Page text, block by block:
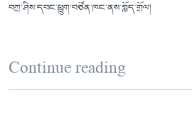
བཀྲ་ཤིས་དབང་ཕྱུག་བཙོན་ཁང་ནས་གློད་གྲོལ།
Continue reading